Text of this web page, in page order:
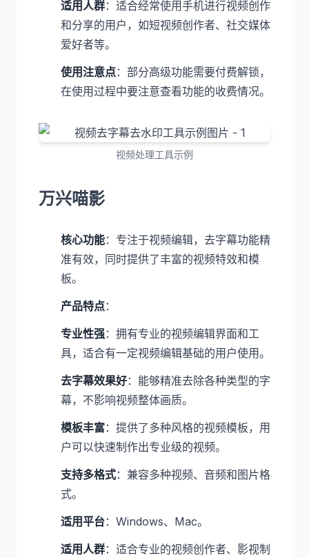
适用人群：适合经常使用手机进行视频创作
和分享的用户，如短视频创作者、社交媒体
爱好者等。
使用注意点：部分高级功能需要付费解锁，
在使用过程中要注意查看功能的收费情况。
视频处理工具示例
万兴喵影
核心功能：专注于视频编辑，去字幕功能精
准有效，同时提供了丰富的视频特效和模
板。
产品特点：
专业性强：拥有专业的视频编辑界面和工
具，适合有一定视频编辑基础的用户使用。
去字幕效果好：能够精准去除各种类型的字
幕，不影响视频整体画质。
模板丰富：提供了多种风格的视频模板，用
户可以快速制作出专业级的视频。
支持多格式：兼容多种视频、音频和图片格
式。
适用平台：Windows、Mac。
适用人群：适合专业的视频创作者、影视制